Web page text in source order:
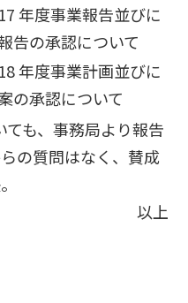
年度事業報告並びに
告の承認について
年度事業計画並びに
の承認について
も、事務局より報告
の質問はなく、賛成
以上